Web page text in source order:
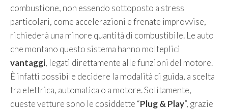
combustione, non essendo sottoposto a stress
particolari, come accelerazioni e frenate improvvise,
richiederà una minore quantità di combustibile. Le auto
che montano questo sistema hanno molteplici
vantaggi, legati direttamente alle funzioni del motore.
È infatti possibile decidere la modalità di guida, a scelta
tra elettrica, automatica o a motore. Solitamente,
queste vetture sono le cosiddette “Plug & Play”, grazie